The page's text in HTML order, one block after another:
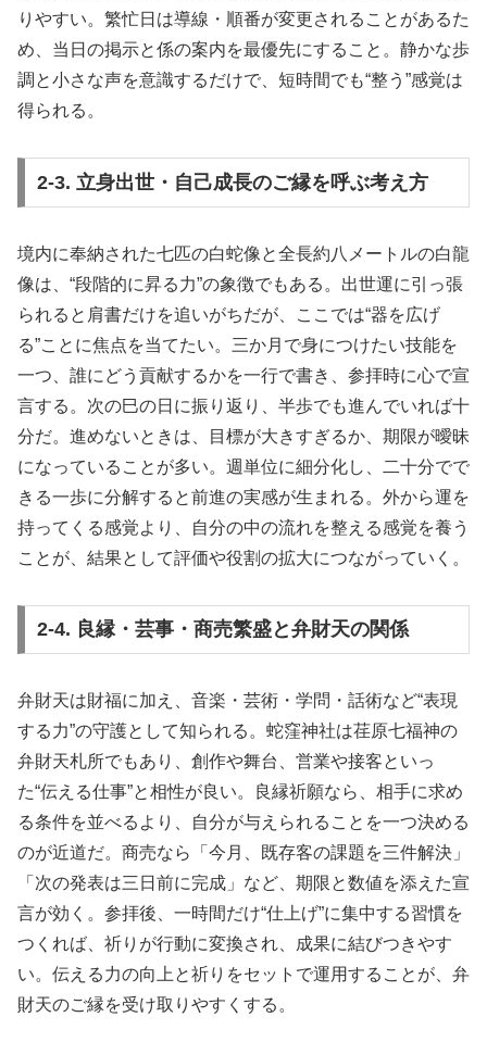
りやすい。繁忙日は導線・順番が変更されることがあるた
め、当日の掲示と係の案内を最優先にすること。静かな歩
調と小さな声を意識するだけで、短時間でも“整う”感覚は
得られる。
2-3. 立身出世・自己成長のご縁を呼ぶ考え方
境内に奉納された七匹の白蛇像と全長約八メートルの白龍
像は、“段階的に昇る力”の象徴でもある。出世運に引っ張
られると肩書だけを追いがちだが、ここでは“器を広げ
る”ことに焦点を当てたい。三か月で身につけたい技能を
一つ、誰にどう貢献するかを一行で書き、参拝時に心で宣
言する。次の巳の日に振り返り、半歩でも進んでいれば十
分だ。進めないときは、目標が大きすぎるか、期限が曖昧
になっていることが多い。週単位に細分化し、二十分でで
きる一歩に分解すると前進の実感が生まれる。外から運を
持ってくる感覚より、自分の中の流れを整える感覚を養う
ことが、結果として評価や役割の拡大につながっていく。
2-4. 良縁・芸事・商売繁盛と弁財天の関係
弁財天は財福に加え、音楽・芸術・学問・話術など“表現
する力”の守護として知られる。蛇窪神社は荏原七福神の
弁財天札所でもあり、創作や舞台、営業や接客といっ
た“伝える仕事”と相性が良い。良縁祈願なら、相手に求め
る条件を並べるより、自分が与えられることを一つ決める
のが近道だ。商売なら「今月、既存客の課題を三件解決」
「次の発表は三日前に完成」など、期限と数値を添えた宣
言が効く。参拝後、一時間だけ“仕上げ”に集中する習慣を
つくれば、祈りが行動に変換され、成果に結びつきやす
い。伝える力の向上と祈りをセットで運用することが、弁
財天のご縁を受け取りやすくする。